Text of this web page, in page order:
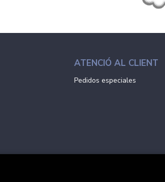
ATENCIÓ AL CLIENT
Pedidos especiales